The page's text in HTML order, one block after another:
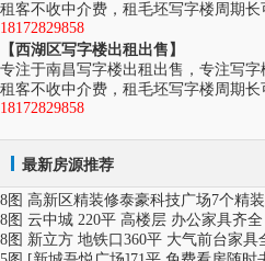
租客不收中介费，租毛坯写字楼周期长
18172829858
【西湖区写字楼出租出售】
专注于南昌写字楼出租出售，专注写字
租客不收中介费，租毛坯写字楼周期长
18172829858
最新房源推荐
8图 高新区精装修泰豪科技广场7个精
8图 云中城 220平 高楼层 办公家具齐
8图 新立方 地铁口360平 大气前台家具